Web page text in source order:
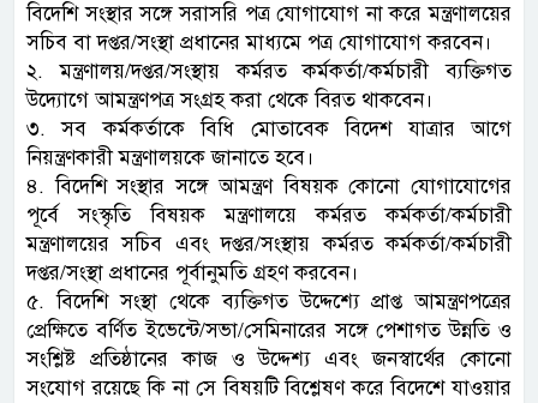
বিদেশি সংস্থার সঙ্গে সরাসরি পত্র যোগাযোগ না করে মন্ত্রণালয়ের
সচিব বা দপ্তর/সংস্থা প্রধানের মাধ্যমে পত্র যোগাযোগ করবেন।
২. মন্ত্রণালয়/দপ্তর/সংস্থায় কর্মরত কর্মকর্তা/কর্মচারী ব্যক্তিগত
উদ্যোগে আমন্ত্রণপত্র সংগ্রহ করা থেকে বিরত থাকবেন।
৩. সব কর্মকর্তাকে বিধি মোতাবেক বিদেশ যাত্রার আগে
নিয়ন্ত্রণকারী মন্ত্রণালয়কে জানাতে হবে।
৪. বিদেশি সংস্থার সঙ্গে আমন্ত্রণ বিষয়ক কোনো যোগাযোগের
পূর্বে সংস্কৃতি বিষয়ক মন্ত্রণালয়ে কর্মরত কর্মকর্তা/কর্মচারী
মন্ত্রণালয়ের সচিব এবং দপ্তর/সংস্থায় কর্মরত কর্মকর্তা/কর্মচারী
দপ্তর/সংস্থা প্রধানের পূর্বানুমতি গ্রহণ করবেন।
৫. বিদেশি সংস্থা থেকে ব্যক্তিগত উদ্দেশ্যে প্রাপ্ত আমন্ত্রণপত্রের
প্রেক্ষিতে বর্ণিত ইভেন্টে/সভা/সেমিনারের সঙ্গে পেশাগত উন্নতি ও
সংশ্লিষ্ট প্রতিষ্ঠানের কাজ ও উদ্দেশ্য এবং জনস্বার্থের কোনো
সংযোগ রয়েছে কি না সে বিষয়টি বিশ্লেষণ করে বিদেশে যাওয়ার